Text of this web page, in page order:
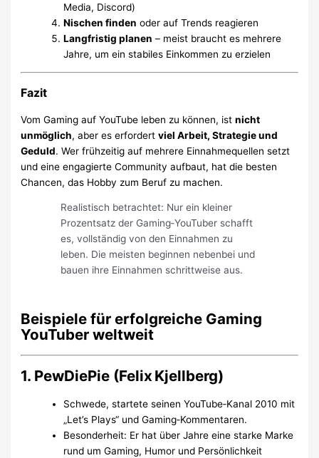
Media, Discord)
Nischen finden oder auf Trends reagieren
Langfristig planen – meist braucht es mehrere
Jahre, um ein stabiles Einkommen zu erzielen
Fazit
Vom Gaming auf YouTube leben zu können, istnicht
unmöglich, aber es erfordertviel Arbeit, Strategie und
Geduld. Wer frühzeitig auf mehrere Einnahmequellen setzt
und eine engagierte Community aufbaut, hat die besten
Chancen, das Hobby zum Beruf zu machen.
Realistisch betrachtet: Nur ein kleiner
Prozentsatz der Gaming‑YouTuber schafft
es, vollständig von den Einnahmen zu
leben. Die meisten beginnen nebenbei und
bauen ihre Einnahmen schrittweise aus.
Beispiele für erfolgreiche Gaming
YouTuber weltweit
1. PewDiePie (Felix Kjellberg)
Schwede, startete seinen YouTube‑Kanal 2010 mit
„Let’s Plays“ und Gaming‑Kommentaren.
Besonderheit: Er hat über Jahre eine starke Marke
rund um Gaming, Humor und Persönlichkeit